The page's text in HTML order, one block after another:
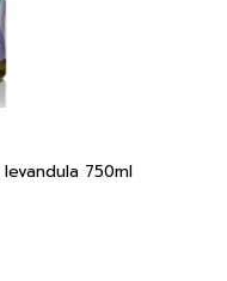
750ml